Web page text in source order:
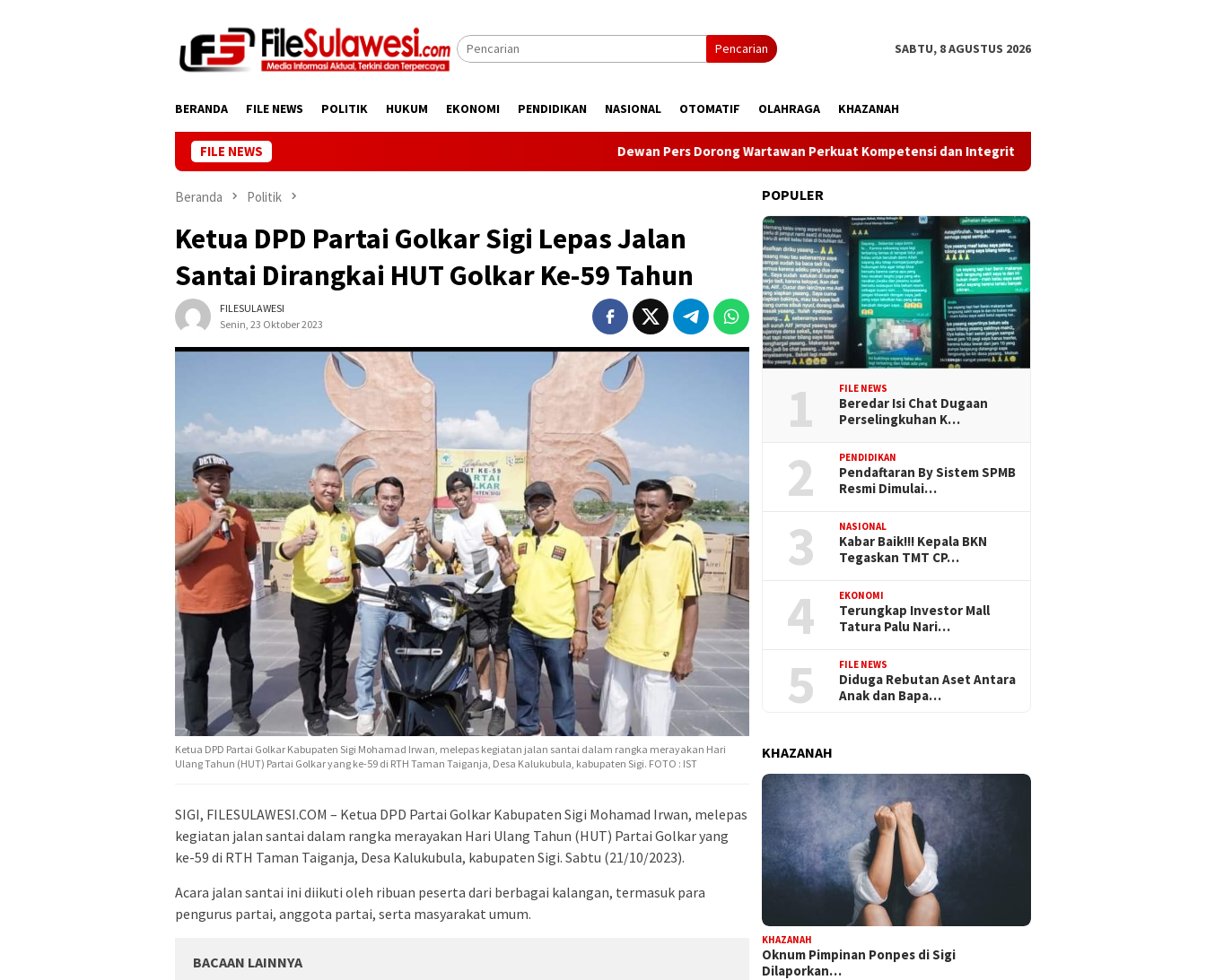
Pencarian SABTU, 8 AGUSTUS 2026
BERANDA FILE NEWS POLITIK HUKUM EKONOMI PENDIDIKAN NASIONAL OTOMATIF OLAHRAGA KHAZANAH
FILE NEWS Dewan Pers Dorong Wartawan Perkuat Kompetensi dan Integritas di Era Digital
Beranda Politik
Ketua DPD Partai Golkar Sigi Lepas Jalan
Santai Dirangkai HUT Golkar Ke-59 Tahun
FILESULAWESI
Senin, 23 Oktober 2023
Ketua DPD Partai Golkar Kabupaten Sigi Mohamad Irwan, melepas kegiatan jalan santai dalam rangka merayakan Hari
Ulang Tahun (HUT) Partai Golkar yang ke-59 di RTH Taman Taiganja, Desa Kalukubula, kabupaten Sigi. FOTO : IST
SIGI, FILESULAWESI.COM – Ketua DPD Partai Golkar Kabupaten Sigi Mohamad Irwan, melepas
kegiatan jalan santai dalam rangka merayakan Hari Ulang Tahun (HUT) Partai Golkar yang
ke-59 di RTH Taman Taiganja, Desa Kalukubula, kabupaten Sigi. Sabtu (21/10/2023).
Acara jalan santai ini diikuti oleh ribuan peserta dari berbagai kalangan, termasuk para
pengurus partai, anggota partai, serta masyarakat umum.
BACAAN LAINNYA
POPULER
1 FILE NEWS
Beredar Isi Chat Dugaan
Perselingkuhan K…
2 PENDIDIKAN
Pendaftaran By Sistem SPMB
Resmi Dimulai…
3 NASIONAL
Kabar Baik!!! Kepala BKN
Tegaskan TMT CP…
4 EKONOMI
Terungkap Investor Mall
Tatura Palu Nari…
5 FILE NEWS
Diduga Rebutan Aset Antara
Anak dan Bapa…
KHAZANAH
KHAZANAH
Oknum Pimpinan Ponpes di Sigi
Dilaporkan…